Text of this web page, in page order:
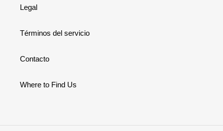
Legal
Términos del servicio
Contacto
Where to Find Us